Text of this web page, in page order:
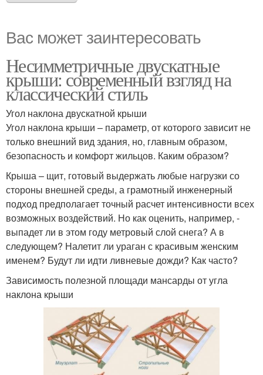
Вас может заинтересовать
Несимметричные двускатные
крыши: современный взгляд на
классический стиль
Угол наклона двускатной крыши
Угол наклона крыши – параметр, от которого зависит не
только внешний вид здания, но, главным образом,
безопасность и комфорт жильцов. Каким образом?
Крыша – щит, готовый выдержать любые нагрузки со
стороны внешней среды, а грамотный инженерный
подход предполагает точный расчет интенсивности всех
возможных воздействий. Но как оценить, например, -
выпадет ли в этом году метровый слой снега? А в
следующем? Налетит ли ураган с красивым женским
именем? Будут ли идти ливневые дожди? Как часто?
Зависимость полезной площади мансарды от угла
наклона крыши